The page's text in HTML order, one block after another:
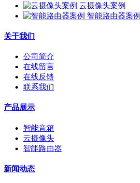
云摄像头案例
智能路由器案例
关于我们
公司简介
在线留言
在线反馈
联系我们
产品展示
智能音箱
云摄像头
智能路由器
新闻动态